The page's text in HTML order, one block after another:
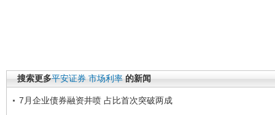
搜索更多平安证券 市场利率 的新闻
7月企业债券融资井喷 占比首次突破两成